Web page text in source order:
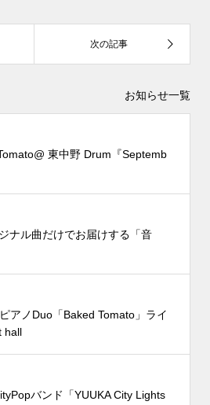
お知らせ一覧
東中野 Drum『Septemb
ナル曲だけでお届けする「音
アノDuo「Baked Tomato」ライ
hall
バンド「YUUKA City Lights